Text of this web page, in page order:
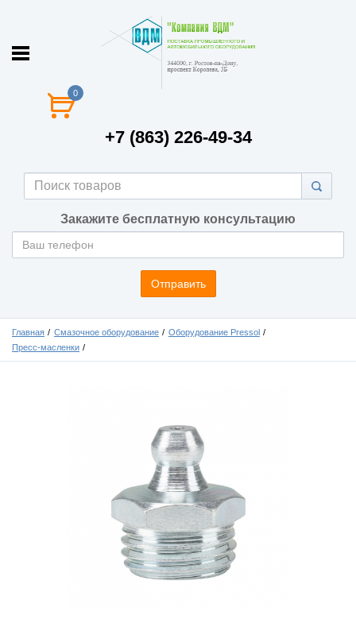
0
+7 (863) 226-49-34
Закажите бесплатную консультацию
Отправить
Главная Смазочное оборудование
Оборудование Pressol
Пресс-масленки